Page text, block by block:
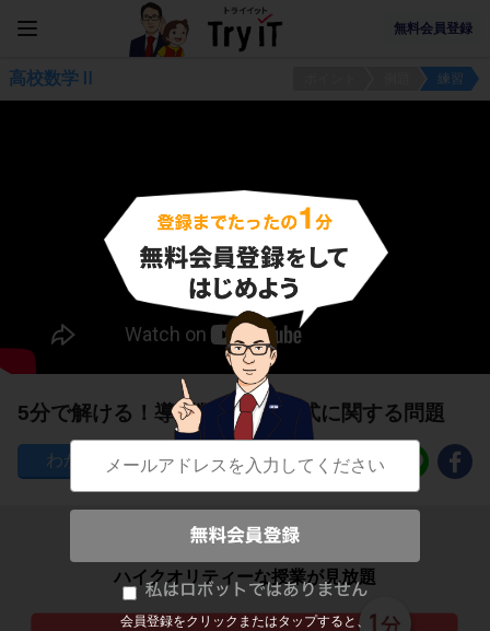
無料会員登録
会員登録をクリックまたはタップすると、
高校数学Ⅱ 練習
5分で解ける！導関数の計算公式に関する問題
63
子どもの勉強から大人の学び直しまで
ハイクオリティーな授業が見放題